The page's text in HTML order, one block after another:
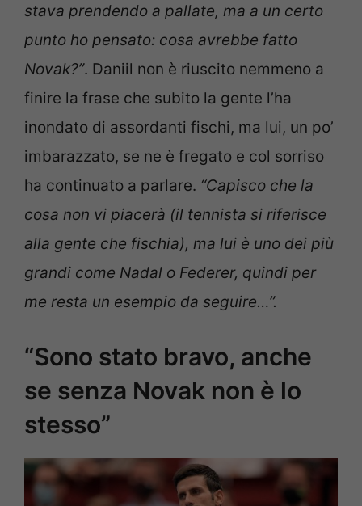
stava prendendo a pallate, ma a un certo
punto ho pensato: cosa avrebbe fatto
Novak?”. Daniil non è riuscito nemmeno a
finire la frase che subito la gente l’ha
inondato di assordanti fischi, ma lui, un po’
imbarazzato, se ne è fregato e col sorriso
ha continuato a parlare. “Capisco che la
cosa non vi piacerà (il tennista si riferisce
alla gente che fischia), ma lui è uno dei più
grandi come Nadal o Federer, quindi per
me resta un esempio da seguire…”.
“Sono stato bravo, anche
se senza Novak non è lo
stesso”